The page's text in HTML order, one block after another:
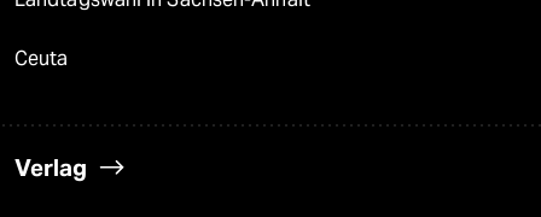
Ceuta
Verlag